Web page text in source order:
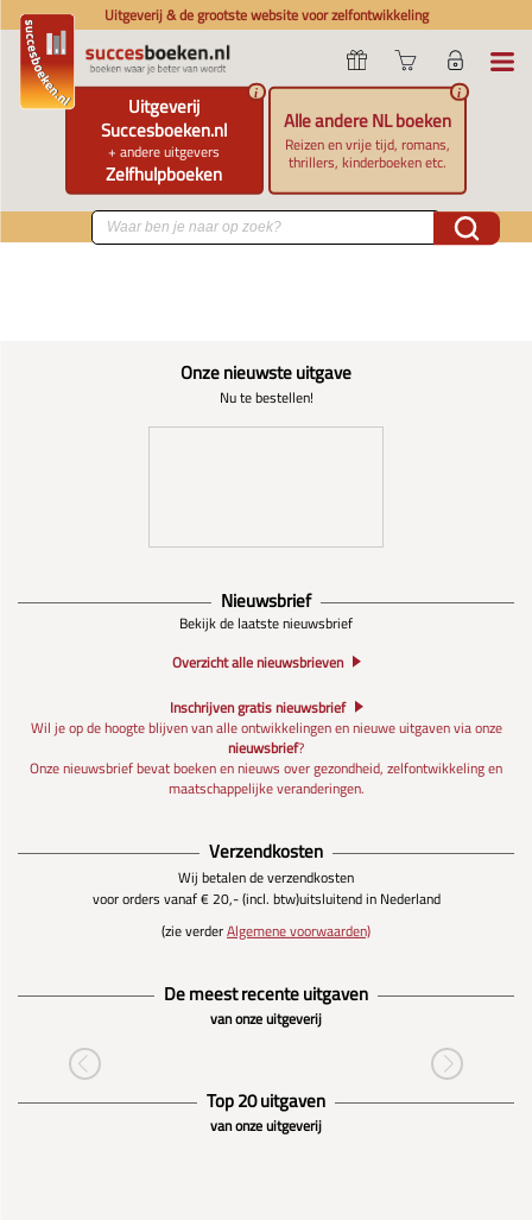
Uitgeverij & de grootste website voor zelfontwikkeling
Uitgeverij
Succesboeken.nl
+ andere uitgevers
Zelfhulpboeken
i
Alle andere NL boeken
Reizen en vrije tijd, romans,
thrillers, kinderboeken etc.
i
Onze nieuwste uitgave
Nu te bestellen!
Nieuwsbrief
Bekijk de laatste nieuwsbrief
Overzicht alle nieuwsbrieven
Inschrijven gratis nieuwsbrief
Wil je op de hoogte blijven van alle ontwikkelingen en nieuwe uitgaven via onze
nieuwsbrief?
Onze nieuwsbrief bevat boeken en nieuws over gezondheid, zelfontwikkeling en
maatschappelijke veranderingen.
Verzendkosten
Wij betalen de verzendkosten
voor orders vanaf € 20,- (incl. btw)uitsluitend in Nederland
(zie verderAlgemene voorwaarden)
De meest recente uitgaven
van onze uitgeverij
Top 20 uitgaven
van onze uitgeverij